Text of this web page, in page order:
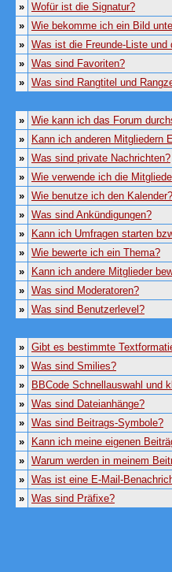
» Wofür ist die Signatur?
» Wie bekomme ich ein Bild
» Was ist die Freunde-Liste und
» Was sind Favoriten?
» Was sind Rangtitel und
» Wie kann ich das Forum
»
Kann ich anderen Mitgliedern
» Was sind private Nachrichten?
» Wie verwende ich die
» Wie benutze ich den Kalender?
» Was sind Ankündigungen?
»
Kann ich Umfragen starten
» Wie bewerte ich ein Thema?
»
Kann ich andere Mitglieder
» Was sind Moderatoren?
» Was sind Benutzerlevel?
» Gibt es bestimmte
» Was sind Smilies?
»
BBCode Schnellauswahl und
» Was sind Dateianhänge?
» Was sind Beitrags-Symbole?
»
Kann ich meine eigenen
» Warum werden in meinem
» Was ist eine E-Mail-
» Was sind Präfixe?